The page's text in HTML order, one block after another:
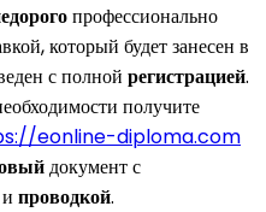
профессионально
который будет занесен в
с полной регистрацией.
получите
eonline-diploma.com
документ с
и проводкой.